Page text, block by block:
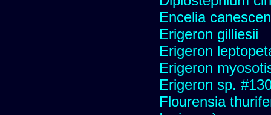
Encelia
Erigeron gilliesii
Erigeron
Erigeron
Erigeron sp.
Flourensia